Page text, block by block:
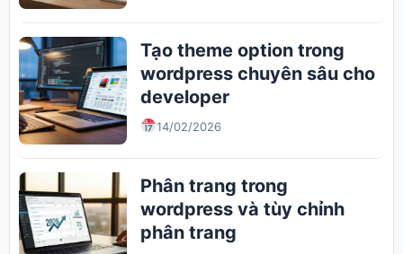
Tạo theme option trong
wordpress chuyên sâu cho
developer
14/02/2026
Phân trang trong
wordpress và tùy chỉnh
phân trang